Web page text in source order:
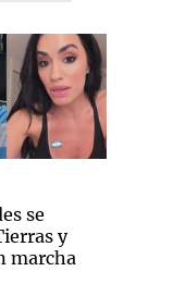
se
y
marcha